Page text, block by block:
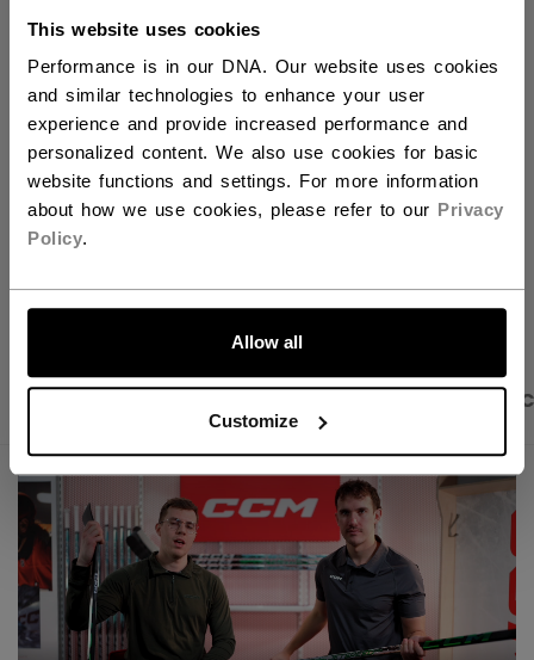
This website uses cookies
Performance is in our DNA. Our website uses cookies
and similar technologies to enhance your user
experience and provide increased performance and
personalized content. We also use cookies for basic
website functions and settings. For more information
about how we use cookies, please refer to our Privacy
Policy.
Allow all
Customize
ALLONS-Y !
AJOUTER AU SAC
TROUVER EN MAGASIN
Politique de livraison Retours gratuits
OUVRIR LES
PHOTOS DU PRODUIT